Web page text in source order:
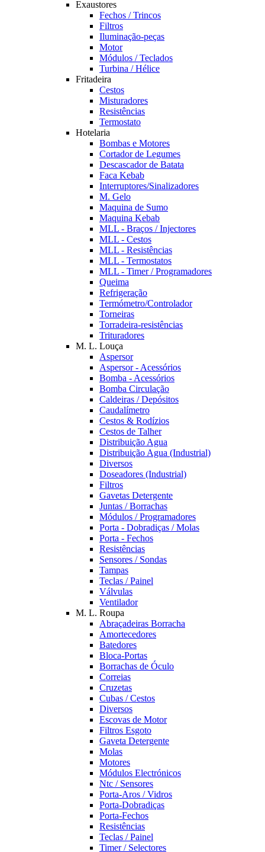
Exaustores
Fechos / Trincos
Filtros
Iluminação-peças
Motor
Módulos / Teclados
Turbina / Hélice
Fritadeira
Cestos
Misturadores
Resistências
Termostato
Hotelaria
Bombas e Motores
Cortador de Legumes
Descascador de Batata
Faca Kebab
Interruptores/Sinalizadores
M. Gelo
Maquina de Sumo
Maquina Kebab
MLL - Braços / Injectores
MLL - Cestos
MLL - Resistências
MLL - Termostatos
MLL - Timer / Programadores
Queima
Refrigeração
Termómetro/Controlador
Torneiras
Torradeira-resistências
Trituradores
M. L. Louça
Aspersor
Aspersor - Acessórios
Bomba - Acessórios
Bomba Circulação
Caldeiras / Depósitos
Caudalímetro
Cestos & Rodízios
Cestos de Talher
Distribuição Agua
Distribuição Agua (Industrial)
Diversos
Doseadores (Industrial)
Filtros
Gavetas Detergente
Juntas / Borrachas
Módulos / Programadores
Porta - Dobradiças / Molas
Porta - Fechos
Resistências
Sensores / Sondas
Tampas
Teclas / Painel
Válvulas
Ventilador
M. L. Roupa
Abraçadeiras Borracha
Amortecedores
Batedores
Bloca-Portas
Borrachas de Óculo
Correias
Cruzetas
Cubas / Cestos
Diversos
Escovas de Motor
Filtros Esgoto
Gaveta Detergente
Molas
Motores
Módulos Electrónicos
Ntc / Sensores
Porta-Aros / Vidros
Porta-Dobradiças
Porta-Fechos
Resistências
Teclas / Painel
Timer / Selectores